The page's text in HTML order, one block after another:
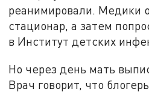
реанимировали. Медики
стационар, а затем
в Институт детских
Но через день мать
Врач говорит, что